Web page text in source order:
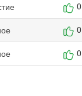
0
0
0